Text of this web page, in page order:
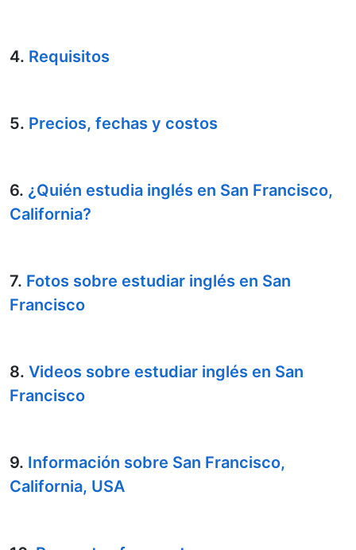
4. Requisitos
5. Precios, fechas y costos
6. ¿Quién estudia inglés en San Francisco,
California?
7. Fotos sobre estudiar inglés en San
Francisco
8. Videos sobre estudiar inglés en San
Francisco
9. Información sobre San Francisco,
California, USA